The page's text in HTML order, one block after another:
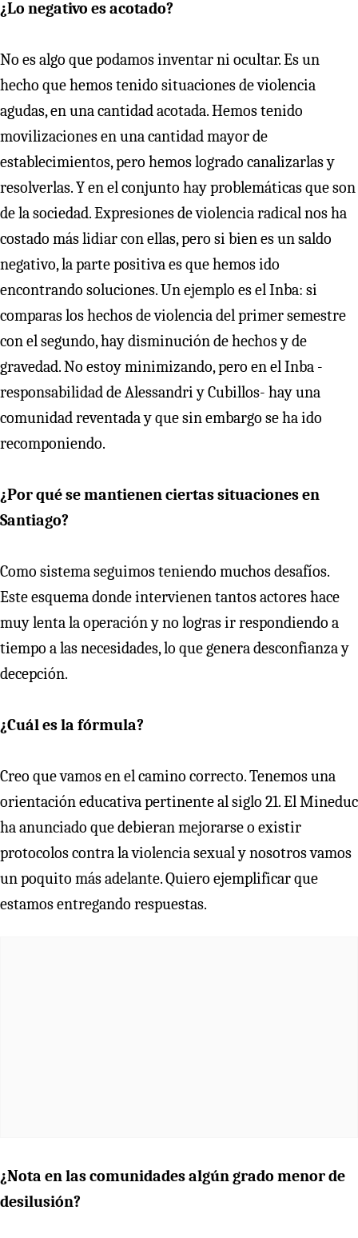
¿Lo negativo es acotado?
No es algo que podamos inventar ni ocultar. Es un
hecho que hemos tenido situaciones de violencia
agudas, en una cantidad acotada. Hemos tenido
movilizaciones en una cantidad mayor de
establecimientos, pero hemos logrado canalizarlas y
resolverlas. Y en el conjunto hay problemáticas que son
de la sociedad. Expresiones de violencia radical nos ha
costado más lidiar con ellas, pero si bien es un saldo
negativo, la parte positiva es que hemos ido
encontrando soluciones. Un ejemplo es el Inba: si
comparas los hechos de violencia del primer semestre
con el segundo, hay disminución de hechos y de
gravedad. No estoy minimizando, pero en el Inba -
responsabilidad de Alessandri y Cubillos- hay una
comunidad reventada y que sin embargo se ha ido
recomponiendo.
¿Por qué se mantienen ciertas situaciones en
Santiago?
Como sistema seguimos teniendo muchos desafíos.
Este esquema donde intervienen tantos actores hace
muy lenta la operación y no logras ir respondiendo a
tiempo a las necesidades, lo que genera desconfianza y
decepción.
¿Cuál es la fórmula?
Creo que vamos en el camino correcto. Tenemos una
orientación educativa pertinente al siglo 21. El Mineduc
ha anunciado que debieran mejorarse o existir
protocolos contra la violencia sexual y nosotros vamos
un poquito más adelante. Quiero ejemplificar que
estamos entregando respuestas.
¿Nota en las comunidades algún grado menor de
desilusión?